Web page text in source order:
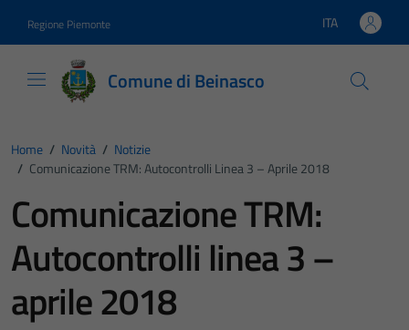
Regione Piemonte Lingua attiva:
ITA
Comune di Beinasco
Home / Novità / Notizie
/ Comunicazione TRM: Autocontrolli Linea 3 – Aprile 2018
Comunicazione TRM:
Autocontrolli linea 3 –
aprile 2018